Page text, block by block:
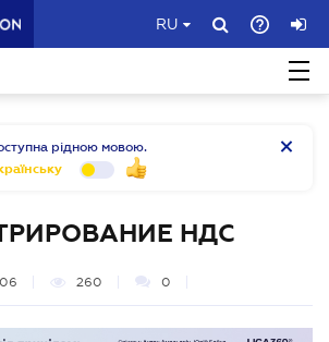
RU
рідною мовою.
НДС
260 0